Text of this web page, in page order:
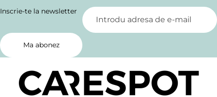
Inscrie-te la newsletter
Ma abonez